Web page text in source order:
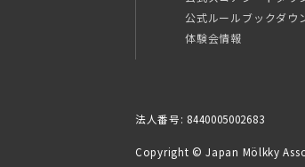
公式ルールブックダウ
体験会情報
法人番号: 8440005002683
Copyright © Japan Mölkky